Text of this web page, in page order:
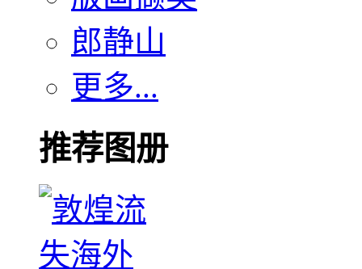
郎静山
更多...
推荐图册